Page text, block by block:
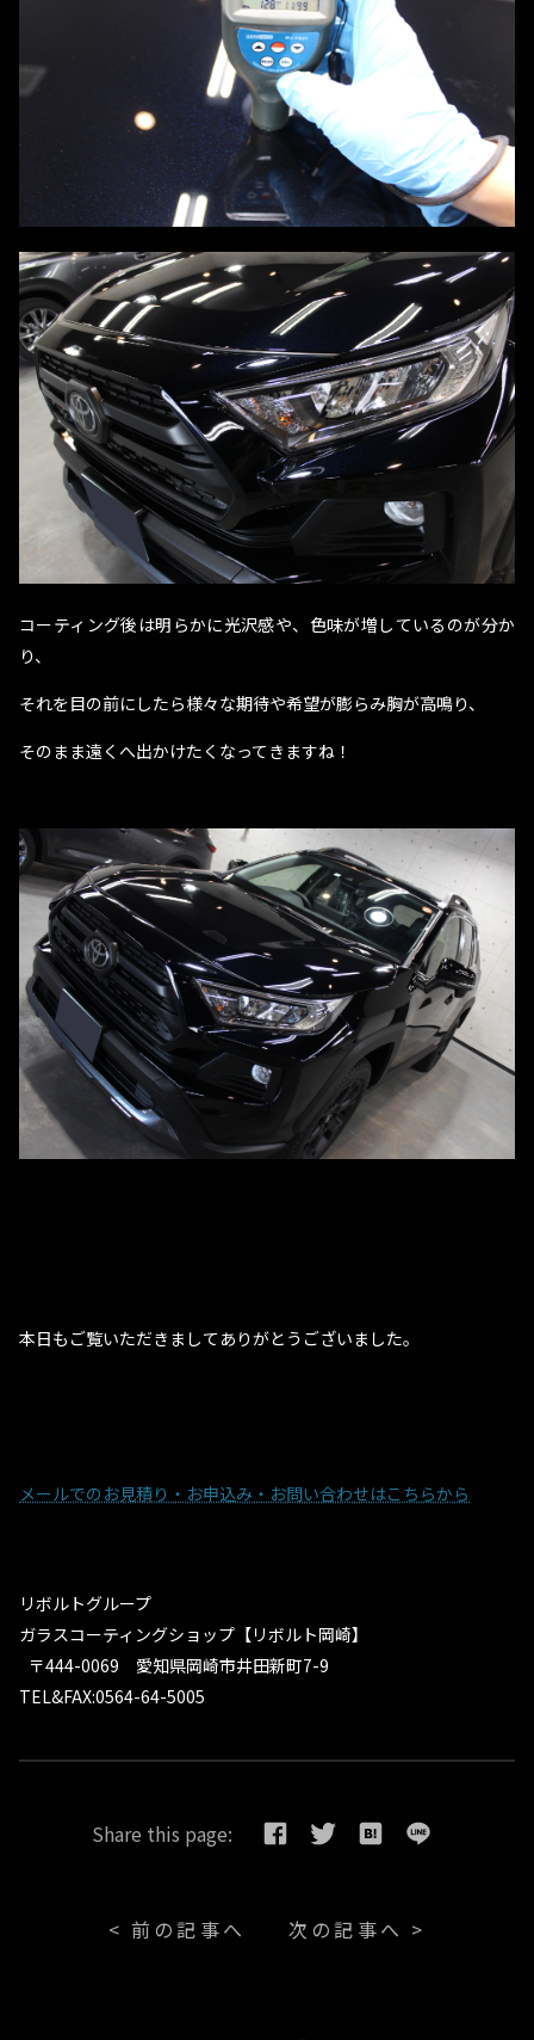
コーティング後は明らかに光沢感や、色味が増しているのが分か
り、
それを目の前にしたら様々な期待や希望が膨らみ胸が高鳴り、
そのまま遠くへ出かけたくなってきますね！
本日もご覧いただきましてありがとうございました。
メールでのお見積り・お申込み・お問い合わせはこちらから
リボルトグループ
ガラスコーティングショップ【リボルト岡崎】
〒444-0069 愛知県岡崎市井田新町7-9
TEL&FAX:0564-64-5005
Share this page:
< 前の記事へ 次の記事へ >